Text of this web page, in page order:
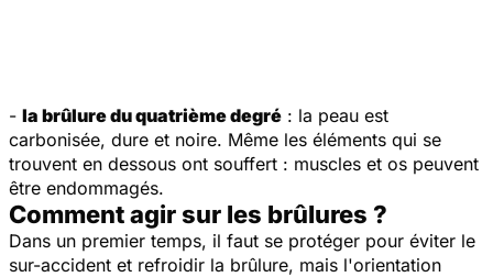
- la brûlure du quatrième degré : la peau est
carbonisée, dure et noire. Même les éléments qui se
trouvent en dessous ont souffert : muscles et os peuvent
être endommagés.
Comment agir sur les brûlures ?
Dans un premier temps, il faut se protéger pour éviter le
sur-accident et refroidir la brûlure, mais l'orientation